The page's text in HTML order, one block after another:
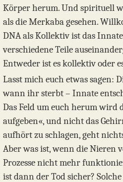
Körper herum. Und spirituell
als die Merkaba gesehen.
DNA als Kollektiv ist das
verschiedene Teile
Entweder ist es kollektiv oder
Lasst mich euch etwas sagen:
wann ihr sterbt – Innate
Das Feld um euch herum wird
aufgeben«, und nicht das
aufhört zu schlagen, geht
Aber was ist, wenn die Nieren
Prozesse nicht mehr
ist dann der Tod sicher?